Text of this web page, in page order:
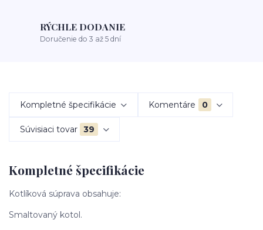
RÝCHLE DODANIE
Doručenie do 3 až 5 dní
Kompletné špecifikácie Komentáre 0
Súvisiaci tovar 39
Kompletné špecifikácie
Kotlíková súprava obsahuje:
Smaltovaný kotol.